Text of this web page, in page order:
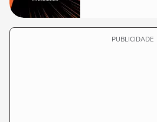
PUBLICIDADE